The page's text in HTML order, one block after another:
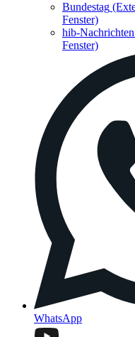
Bundestag
Fenster)
hib-Nachrichten
Fenster)
WhatsApp